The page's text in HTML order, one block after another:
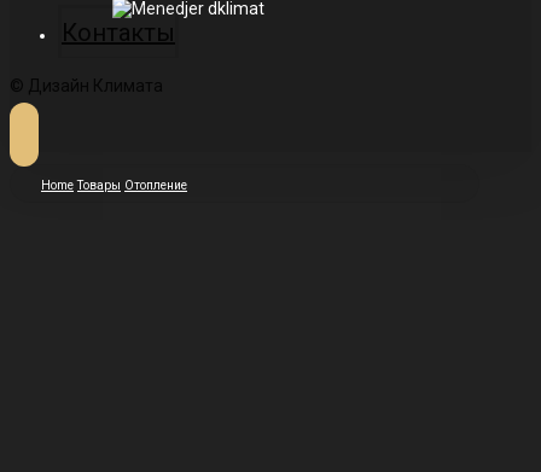
Контакты
© Дизайн Климата
Home Товары Отопление